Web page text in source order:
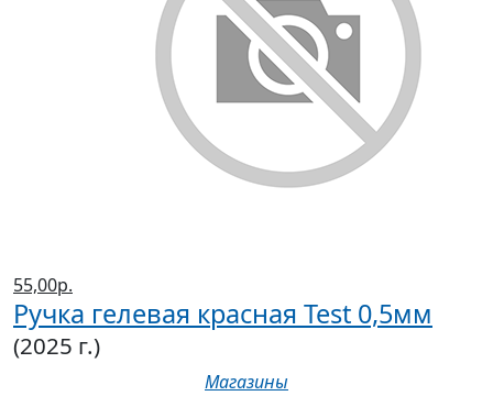
55,00р.
Ручка гелевая красная Test 0,5мм
(2025 г.)
Магазины